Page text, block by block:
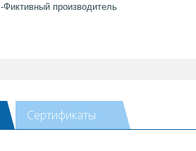
-Фиктивный производитель
Сертификаты